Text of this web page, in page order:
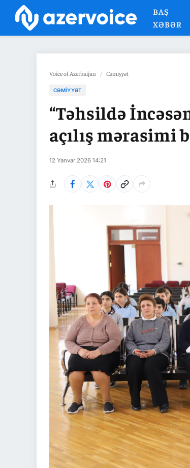
BAŞ
XƏBƏR
Voice of Azerbaijan / Cəmiyyət
CƏMIYYƏT
“Təhsildə
açılış mərasimi
12 Yanvar 2026 14:21